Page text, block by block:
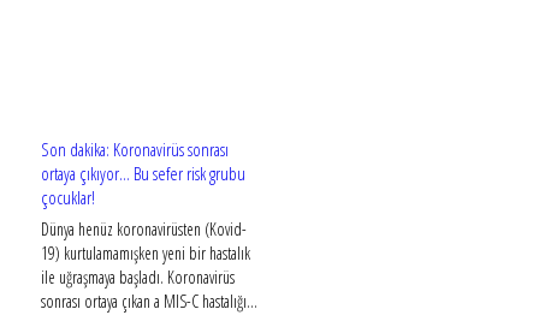
Son dakika: Koronavirüs sonrası
ortaya çıkıyor... Bu sefer risk grubu
çocuklar!
Dünya henüz koronavirüsten (Kovid-
19) kurtulamamışken yeni bir hastalık
ile uğraşmaya başladı. Koronavirüs
sonrası ortaya çıkan a MIS-C hastalığı...